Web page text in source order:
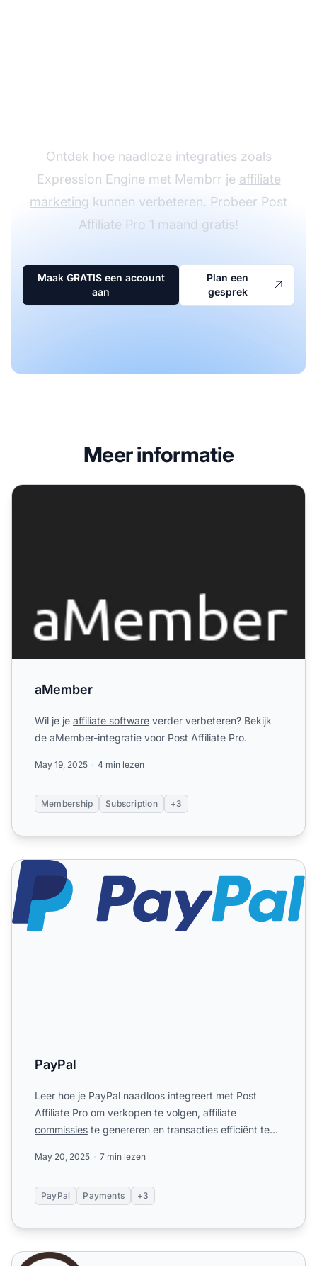
Ontdek hoe naadloze integraties zoals
Expression Engine met Membrr je affiliate
marketing kunnen verbeteren. Probeer Post
Affiliate Pro 1 maand gratis!
Maak GRATIS een account
aan
Plan een
gesprek
Meer informatie
aMember
aMember
Wil je je affiliate software verder verbeteren? Bekijk
de aMember-integratie voor Post Affiliate Pro.
May 19, 2025 4 min lezen
Membership Subscription +3
PayPal
PayPal
Leer hoe je PayPal naadloos integreert met Post
Affiliate Pro om verkopen te volgen, affiliate
commissies te genereren en transacties efficiënt te
May 20, 2025 7 min lezen
PayPal Payments +3
WordPress ecommerce Plugin